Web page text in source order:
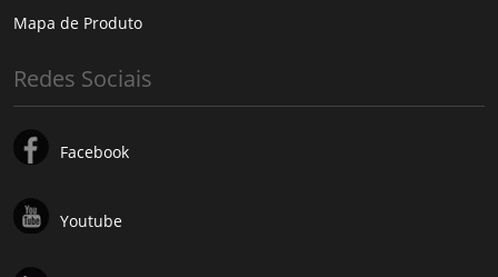
Mapa de Produto
Redes Sociais
Facebook
Youtube